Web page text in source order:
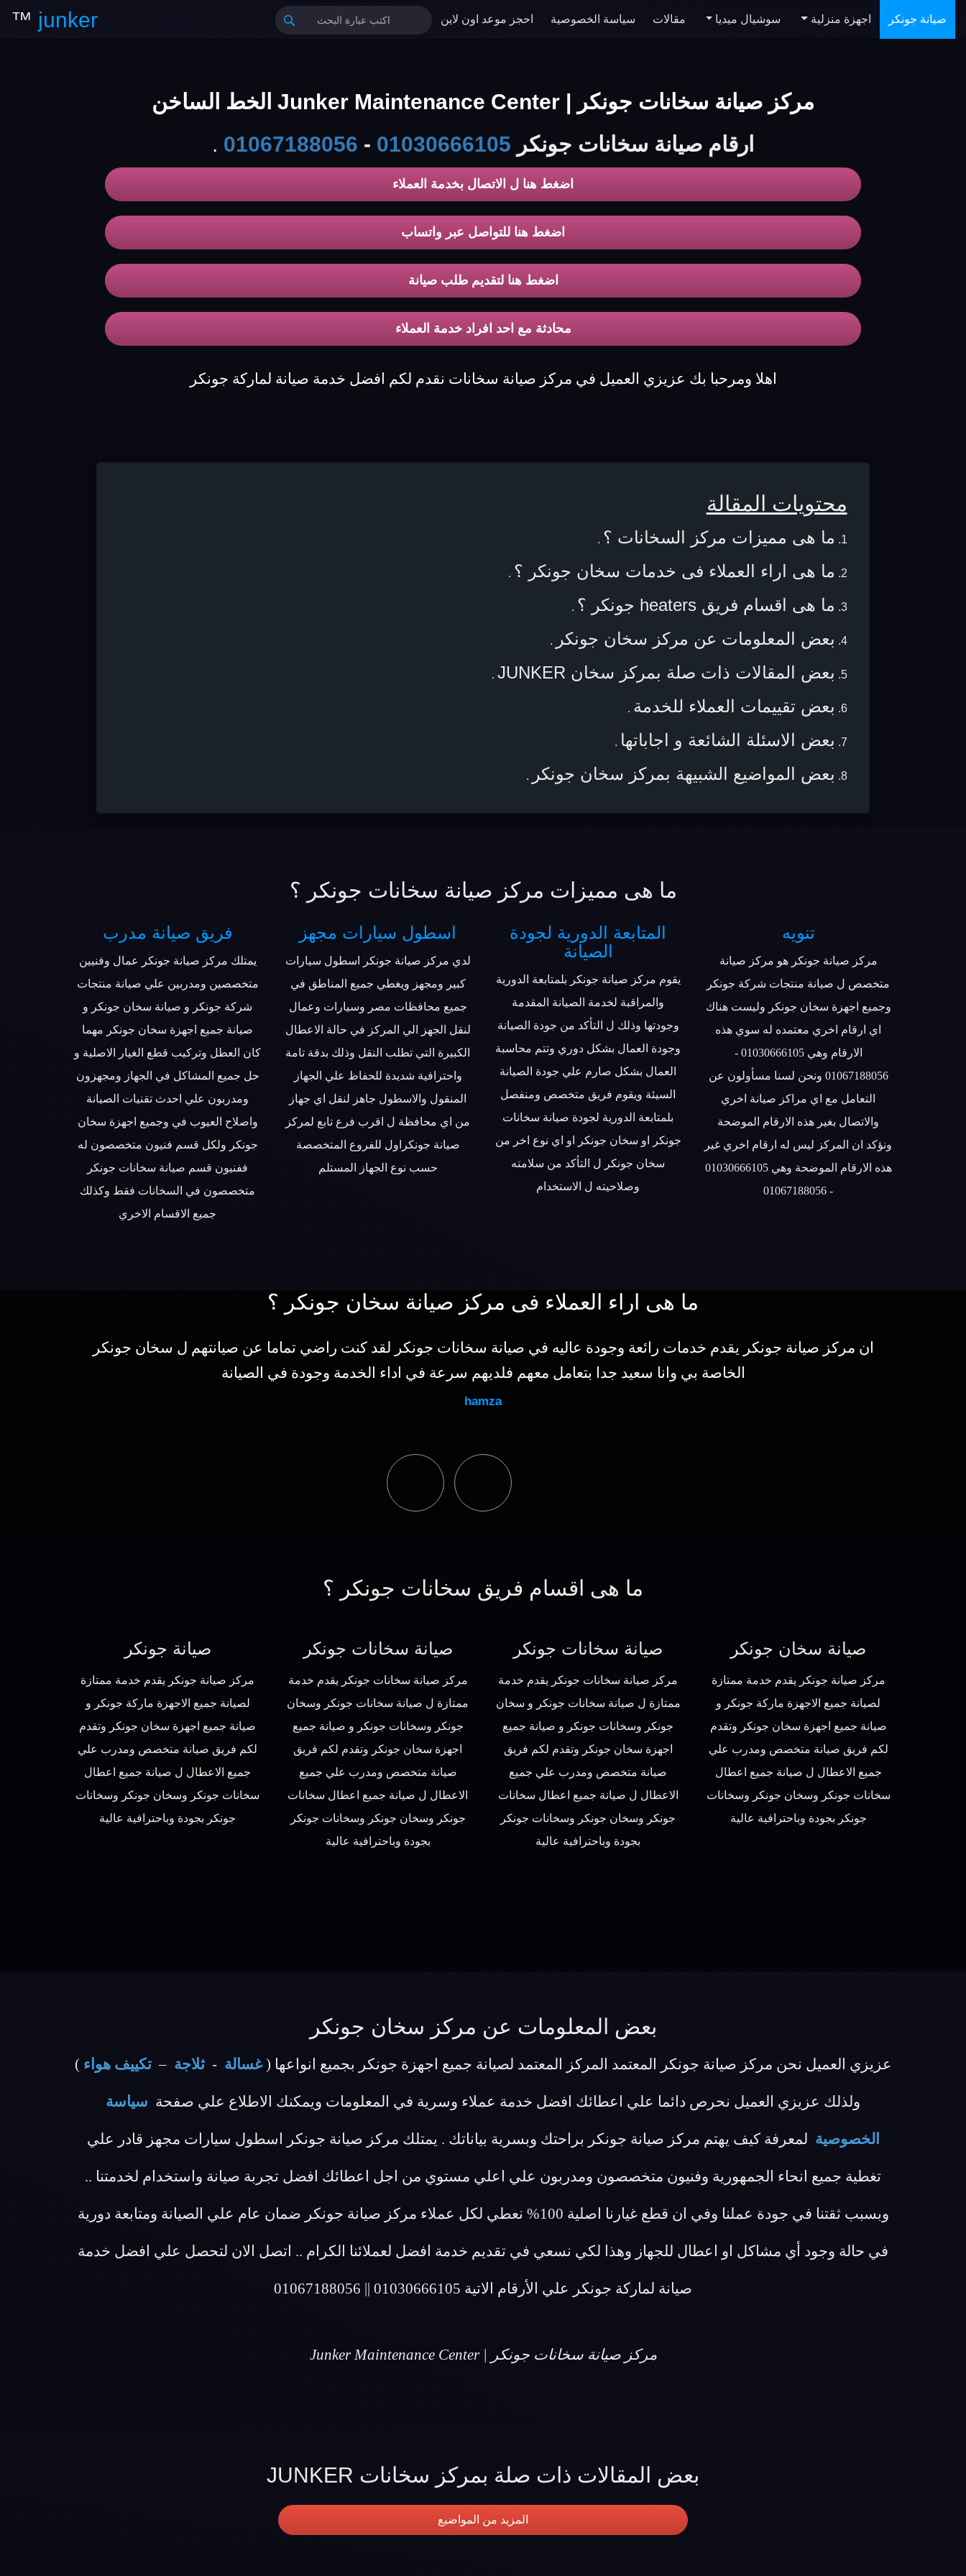
junker
™ صيانة جونكر اجهزة منزلية سوشيال ميديا مقالات سياسة الخصوصية احجز موعد اون لاين
مركز صيانة سخانات جونكر | Junker Maintenance Center الخط الساخن
ارقام صيانة سخانات جونكر 01030666105
-
01067188056
.
اضغط هنا ل الاتصال بخدمة العملاء
اضغط هنا للتواصل عبر واتساب
اضغط هنا لتقديم طلب صيانة
محادثة مع احد افراد خدمة العملاء
اهلا ومرحبا بك عزيزي العميل في مركز صيانة سخانات نقدم لكم افضل خدمة صيانة لماركة جونكر
محتويات المقالة
ما هى مميزات مركز السخانات ؟ .
ما هى اراء العملاء فى خدمات سخان جونكر ؟ .
ما هى اقسام فريق heaters جونكر ؟ .
بعض المعلومات عن مركز سخان جونكر .
بعض المقالات ذات صلة بمركز سخان JUNKER .
بعض تقييمات العملاء للخدمة .
بعض الاسئلة الشائعة و اجاباتها .
بعض المواضيع الشبيهة بمركز سخان جونكر .
ما هى مميزات مركز صيانة سخانات جونكر ؟
فريق صيانة مدرب
يمتلك مركز صيانة جونكر عمال وفنيين
متخصصين ومدربين علي صيانة منتجات
شركة جونكر و صيانة سخان جونكر و
صيانة جميع اجهزة سخان جونكر مهما
كان العطل وتركيب قطع الغيار الاصلية و
حل جميع المشاكل في الجهاز ومجهزون
ومدربون علي احدث تقنيات الصيانة
واصلاح العيوب في وجميع اجهزة سخان
جونكر ولكل قسم فنيون متخصصون له
ففنيون قسم صيانة سخانات جونكر
متخصصون في السخانات فقط وكذلك
جميع الاقسام الاخري
اسطول سيارات مجهز
لدي مركز صيانة جونكر اسطول سيارات
كبير ومجهز ويغطي جميع المناطق في
جميع محافظات مصر وسيارات وعمال
لنقل الجهز الي المركز في حالة الاعطال
الكبيرة التي تطلب النقل وذلك بدقة تامة
واحترافية شديدة للحفاظ علي الجهاز
المنقول والاسطول جاهز لنقل اي جهاز
من اي محافظة ل اقرب فرع تابع لمركز
صيانة جونكراول للفروع المتخصصة
حسب نوع الجهاز المستلم
المتابعة الدورية لجودة
الصيانة
يقوم مركز صيانة جونكر بلمتابعة الدورية
والمراقبة لخدمة الصيانة المقدمة
وجودتها وذلك ل التأكد من جودة الصيانة
وجودة العمال بشكل دوري وتتم محاسبة
العمال بشكل صارم علي جودة الصيانة
السيئة ويقوم فريق متخصص ومنفصل
بلمتابعة الدورية لجودة صيانة سخانات
جونكر او سخان جونكر او اي نوع اخر من
سخان جونكر ل التأكد من سلامته
وصلاحيته ل الاستخدام
تنويه
مركز صيانة جونكر هو مركز صيانة
متخصص ل صيانة منتجات شركة جونكر
وجميع اجهزة سخان جونكر وليست هناك
اي ارقام اخري معتمده له سوي هذه
الارقام وهي 01030666105 -
01067188056 ونحن لسنا مسأولون عن
التعامل مع اي مراكز صيانة اخري
والاتصال بغير هذه الارقام الموضحة
ونؤكد ان المركز ليس له ارقام اخري غير
هذه الارقام الموضحة وهي 01030666105
- 01067188056
ما هى اراء العملاء فى مركز صيانة سخان جونكر ؟
ان مركز صيانة جونكر يقدم خدمات رائعة وجودة عاليه في صيانة سخانات جونكر لقد كنت راضي تماما عن صيانتهم ل سخان جونكر
الخاصة بي وانا سعيد جدا بتعامل معهم فلديهم سرعة في اداء الخدمة وجودة في الصيانة
hamza
ما هى اقسام فريق سخانات جونكر ؟
صيانة جونكر
مركز صيانة جونكر يقدم خدمة ممتازة
لصيانة جميع الاجهزة ماركة جونكر و
صيانة جميع اجهزة سخان جونكر وتقدم
لكم فريق صيانة متخصص ومدرب علي
جميع الاعطال ل صيانة جميع اعطال
سخانات جونكر وسخان جونكر وسخانات
جونكر بجودة وباحترافية عالية
صيانة سخانات جونكر
مركز صيانة سخانات جونكر يقدم خدمة
ممتازة ل صيانة سخانات جونكر وسخان
جونكر وسخانات جونكر و صيانة جميع
اجهزة سخان جونكر وتقدم لكم فريق
صيانة متخصص ومدرب علي جميع
الاعطال ل صيانة جميع اعطال سخانات
جونكر وسخان جونكر وسخانات جونكر
بجودة وباحترافية عالية
صيانة سخانات جونكر
مركز صيانة سخانات جونكر يقدم خدمة
ممتازة ل صيانة سخانات جونكر و سخان
جونكر وسخانات جونكر و صيانة جميع
اجهزة سخان جونكر وتقدم لكم فريق
صيانة متخصص ومدرب علي جميع
الاعطال ل صيانة جميع اعطال سخانات
جونكر وسخان جونكر وسخانات جونكر
بجودة وباحترافية عالية
صيانة سخان جونكر
مركز صيانة جونكر يقدم خدمة ممتازة
لصيانة جميع الاجهزة ماركة جونكر و
صيانة جميع اجهزة سخان جونكر وتقدم
لكم فريق صيانة متخصص ومدرب علي
جميع الاعطال ل صيانة جميع اعطال
سخانات جونكر وسخان جونكر وسخانات
جونكر بجودة وباحترافية عالية
بعض المعلومات عن مركز سخان جونكر
عزيزي العميل نحن مركز صيانة جونكر المعتمد المركز المعتمد لصيانة جميع اجهزة جونكر بجميع انواعها ( غسالة - ثلاجة – تكييف هواء )
ولذلك عزيزي العميل نحرص دائما علي اعطائك افضل خدمة عملاء وسرية في المعلومات ويمكنك الاطلاع علي صفحة سياسة
الخصوصية لمعرفة كيف يهتم مركز صيانة جونكر براحتك وبسرية بياناتك . يمتلك مركز صيانة جونكر اسطول سيارات مجهز قادر علي
تغطية جميع انحاء الجمهورية وفنيون متخصصون ومدربون علي اعلي مستوي من اجل اعطائك افضل تجربة صيانة واستخدام لخدمتنا ..
وبسبب ثقتنا في جودة عملنا وفي ان قطع غيارنا اصلية 100% نعطي لكل عملاء مركز صيانة جونكر ضمان عام علي الصيانة ومتابعة دورية
في حالة وجود أي مشاكل او اعطال للجهاز وهذا لكي نسعي في تقديم خدمة افضل لعملائنا الكرام .. اتصل الان لتحصل علي افضل خدمة
صيانة لماركة جونكر علي الأرقام الاتية 01030666105 || 01067188056
مركز صيانة سخانات جونكر | Junker Maintenance Center
بعض المقالات ذات صلة بمركز سخانات JUNKER
المزيد من المواضيع